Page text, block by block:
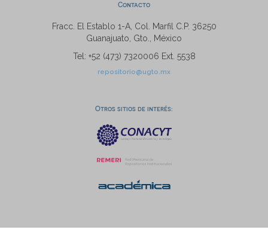
Contacto
Fracc. El Establo 1-A, Col. Marfil C.P. 36250
Guanajuato, Gto., México
Tel: +52 (473) 7320006 Ext. 5538
repositorio@ugto.mx
Otros sitios de interés: